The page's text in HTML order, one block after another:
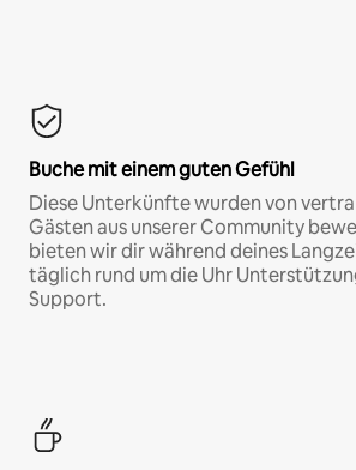
Buche mit einem guten Gefühl
Diese Unterkünfte wurden von
Gästen aus unserer Community
bieten wir dir während deines
täglich rund um die Uhr
Support.